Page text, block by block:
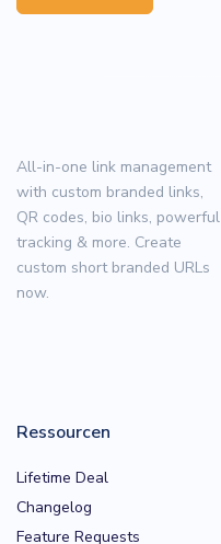
All-in-one link management
with custom branded links,
QR codes, bio links, powerful
tracking & more. Create
custom short branded URLs
now.
Ressourcen
Lifetime Deal
Changelog
Feature Requests